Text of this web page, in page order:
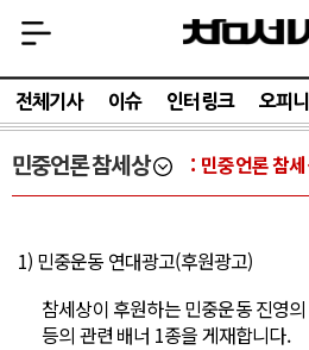
전체기사 이슈 인터링크 오피
민중언론 참세상 민중언론 참
1) 민중운동 연대광고(후원광고)
참세상이 후원하는 민중운동 진영
등의 관련 배너 1종을 게재합니다.